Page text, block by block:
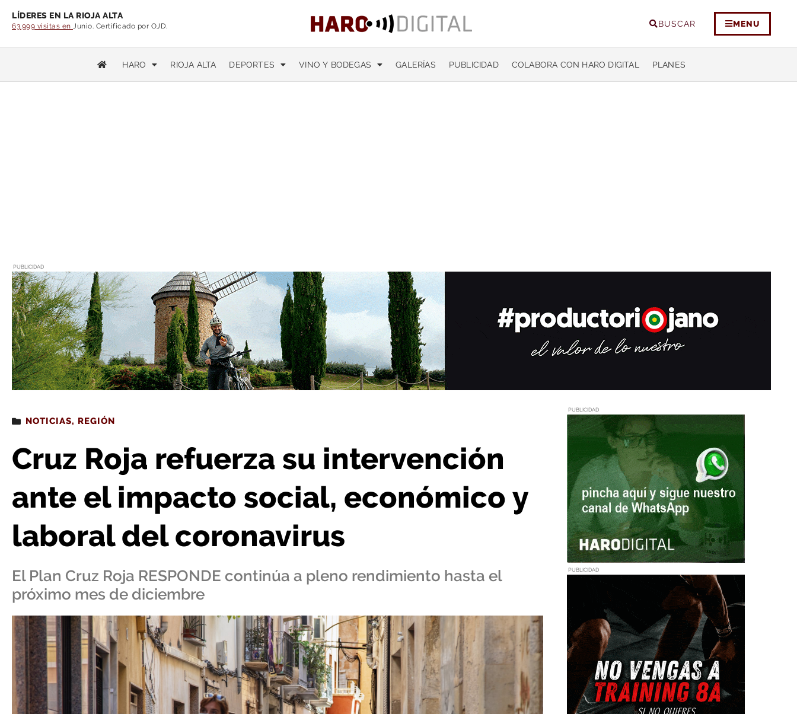
LÍDERES EN LA RIOJA ALTA
63.999 visitas en Junio. Certificado por OJD. BUSCAR MENU
HARO RIOJA ALTA DEPORTES VINO Y BODEGAS GALERÍAS PUBLICIDAD COLABORA CON HARO DIGITAL PLANES
PUBLICIDAD
Estás leyendo: Cruz Roja refuerza su intervención ante el impacto social, económico y laboral del coronavirus
NOTICIAS, REGIÓN
Cruz Roja refuerza su intervención
ante el impacto social, económico y
laboral del coronavirus
El Plan Cruz Roja RESPONDE continúa a pleno rendimiento hasta el
próximo mes de diciembre
PUBLICIDAD
PUBLICIDAD